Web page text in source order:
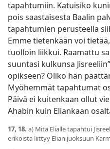
tapahtumiin. Katuisiko
pois saastaisesta Baalin
tapahtumien perusteella
Emme tietenkään voi
tuolloin liikkui. Raamattu
suuntasi kulkunsa
opikseen? Oliko hän
Myöhemmät tapahtumat
Päivä ei kuitenkaan ollut
Ahabin kuin Eliankaan
17, 18. a) Mitä Elialle tapahtui
erikoista liittyy Elian juoksuun